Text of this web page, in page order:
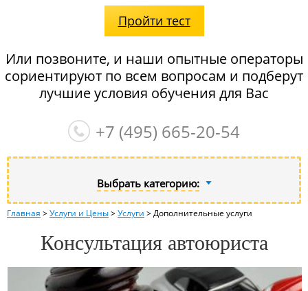
Пройти тест
Или позвоните, и наши опытные операторы
сориентируют по всем вопросам и подберут
лучшие условия обучения для Вас
+7 (495) 665-20-54
Выбрать категорию:
Главная >Услуги и Цены>Услуги >Дополнительные услуги
Консультация автоюриста